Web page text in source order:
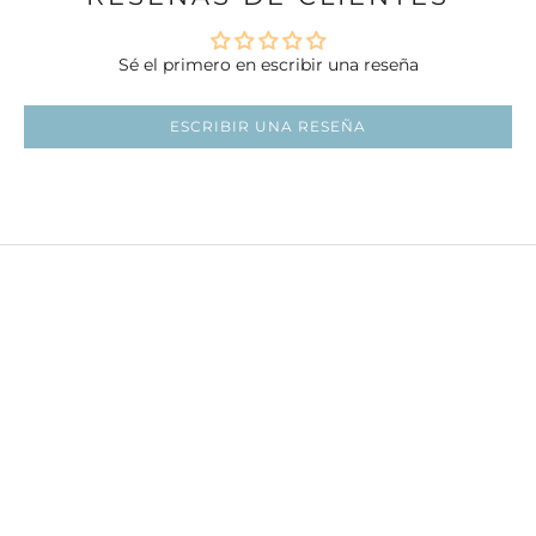
Sé el primero en escribir una reseña
ESCRIBIR UNA RESEÑA